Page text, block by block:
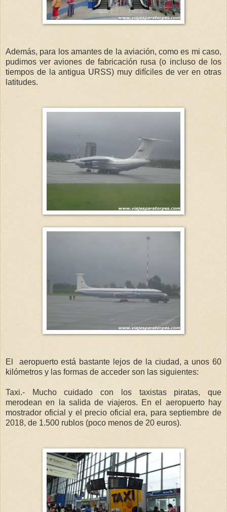
Además, para los amantes de la aviación, como es mi caso,
pudimos ver aviones de fabricación rusa (o incluso de los
tiempos de la antigua URSS) muy difíciles de ver en otras
latitudes.
El aeropuerto está bastante lejos de la ciudad, a unos 60
kilómetros y las formas de acceder son las siguientes:
Taxi.- Mucho cuidado con los taxistas piratas, que
merodean en la salida de viajeros. En el aeropuerto hay
mostrador oficial y el precio oficial era, para septiembre de
2018, de 1.500 rublos (poco menos de 20 euros).